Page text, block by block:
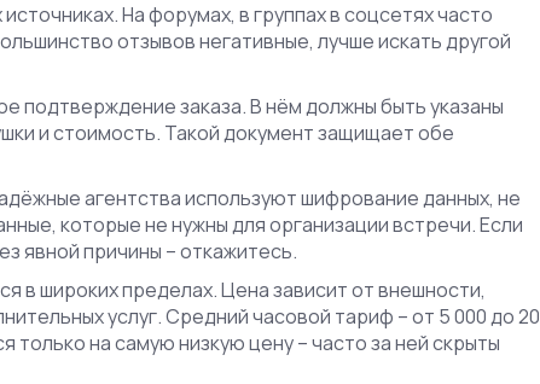
На форумах, в группах в соцсетях часто
отзывов негативные, лучше искать другой
подтверждение заказа. В нём должны быть указаны
и стоимость. Такой документ защищает обе
агентства используют шифрование данных, не
которые не нужны для организации встречи. Если
явной причины – откажитесь.
в широких пределах. Цена зависит от внешности,
услуг. Средний часовой тариф – от 5 000 до 20
только на самую низкую цену – часто за ней скрыты